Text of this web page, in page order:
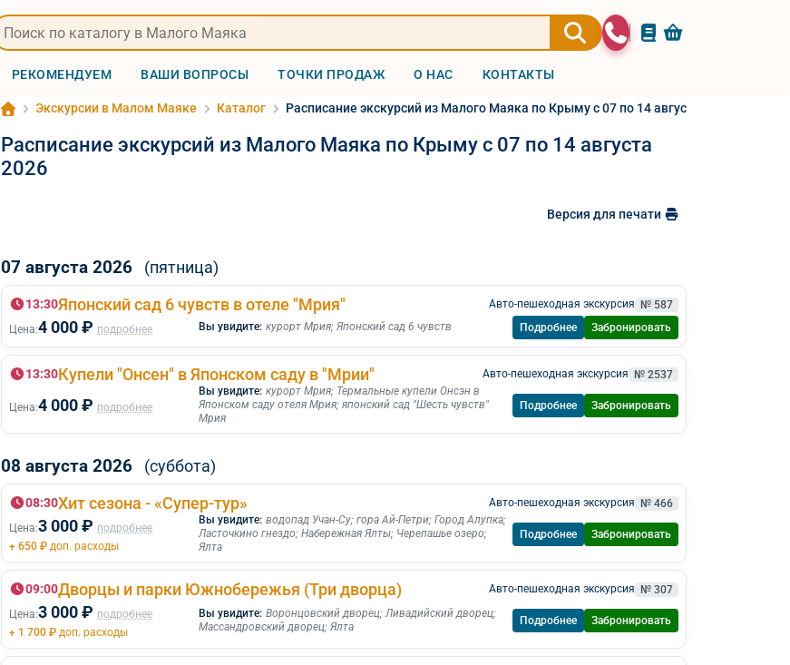
РЕКОМЕНДУЕМ ВАШИ ВОПРОСЫ ТОЧКИ ПРОДАЖ О НАС КОНТАКТЫ
Экскурсии в Малом Маяке Каталог Расписание экскурсий из Малого Маяка по Крыму c 07 по 14 августа 2026
Расписание экскурсий из Малого Маяка по Крыму c 07 по 14 августа
2026
Версия для печати
07 августа 2026 (пятница)
13:30 № 587
Японский сад 6 чувств в отеле "Мрия"
Авто-пешеходная экскурсия
Цена:4 000 ₽ подробнее Вы увидите: курорт Мрия; Японский сад 6 чувств Подробнее Забронировать
13:30 № 2537
Купели "Онсен" в Японском саду в "Мрии" Авто-пешеходная экскурсия
Цена:4 000 ₽ подробнее
Вы увидите: курорт Мрия; Термальные купели Онсэн в
Японском саду отеля Мрия; японский сад "Шесть чувств"
Мрия
Подробнее Забронировать
08 августа 2026 (суббота)
08:30 № 466
Хит сезона - «Супер-тур»
Авто-пешеходная экскурсия
Цена:3 000 ₽ подробнее
+ 650 ₽ доп. расходы
Вы увидите: водопад Учан-Су; гора Ай-Петри; Город Алупка;
Ласточкино гнездо; Набережная Ялты; Черепашье озеро;
Ялта
Подробнее Забронировать
09:00 № 307
Дворцы и парки Южнобережья (Три дворца)
Авто-пешеходная экскурсия
Цена:3 000 ₽ подробнее
+ 1 700 ₽ доп. расходы
Вы увидите: Воронцовский дворец; Ливадийский дворец;
Массандровский дворец; Ялта Подробнее Забронировать